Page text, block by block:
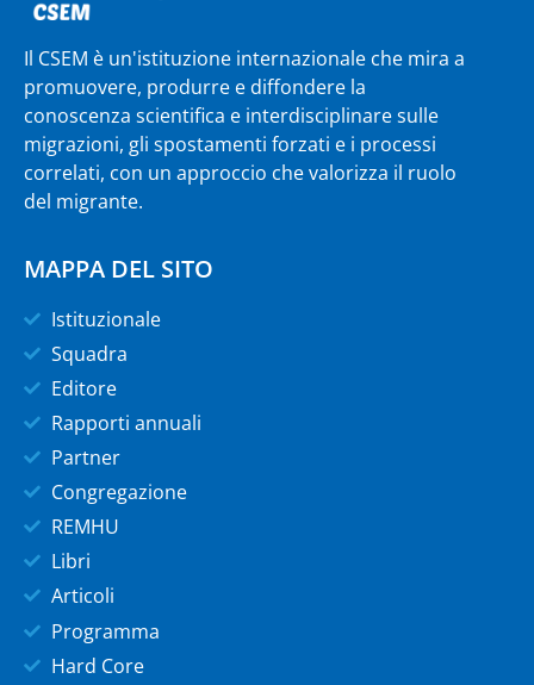
Il CSEM è un'istituzione internazionale che mira a
promuovere, produrre e diffondere la
conoscenza scientifica e interdisciplinare sulle
migrazioni, gli spostamenti forzati e i processi
correlati, con un approccio che valorizza il ruolo
del migrante.
MAPPA DEL SITO
Istituzionale
Squadra
Editore
Rapporti annuali
Partner
Congregazione
REMHU
Libri
Articoli
Programma
Hard Core